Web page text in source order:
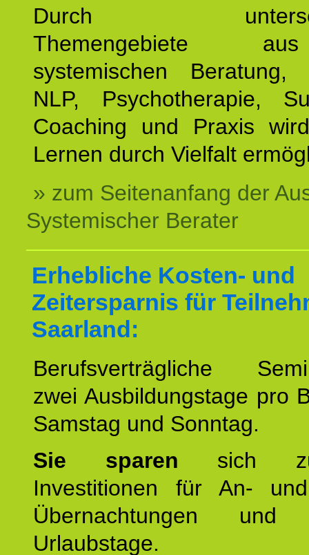
Durch
Themengebiete
systemischen Beratung,
NLP, Psychotherapie,
Coaching und Praxis
Lernen durch Vielfalt
» zum Seitenanfang der
Systemischer Berater
Erhebliche Kosten- und
Zeitersparnis für
Saarland:
Berufsverträgliche
zwei Ausbildungstage pro
Samstag und Sonntag.
Sie sparen sich
Investitionen für An-
Übernachtungen und
Urlaubstage.